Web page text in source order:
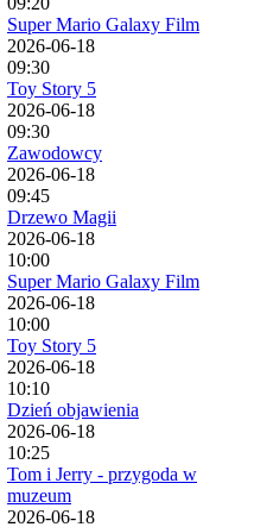
Super Mario Galaxy Film
2026-06-18
09:30
Toy Story 5
2026-06-18
09:30
Zawodowcy
2026-06-18
09:45
Drzewo Magii
2026-06-18
10:00
Super Mario Galaxy Film
2026-06-18
10:00
Toy Story 5
2026-06-18
10:10
Dzień objawienia
2026-06-18
10:25
Tom i Jerry - przygoda w
muzeum
2026-06-18